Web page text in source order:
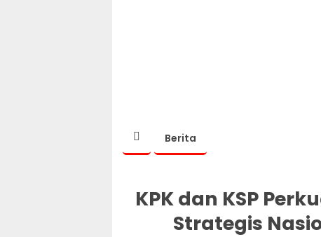
Berita
KPK dan KSP
Strategis